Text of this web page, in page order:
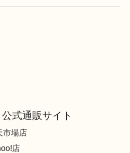
式通販サイト
市場店
店